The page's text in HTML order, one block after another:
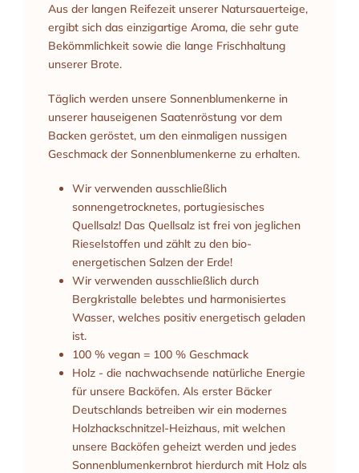
Aus der langen Reifezeit unserer Natursauerteige,
ergibt sich das einzigartige Aroma, die sehr gute
Bekömmlichkeit sowie die lange Frischhaltung
unserer Brote.
Täglich werden unsere Sonnenblumenkerne in
unserer hauseigenen Saatenröstung vor dem
Backen geröstet, um den einmaligen nussigen
Geschmack der Sonnenblumenkerne zu erhalten.
Wir verwenden ausschließlich
sonnengetrocknetes, portugiesisches
Quellsalz! Das Quellsalz ist frei von jeglichen
Rieselstoffen und zählt zu den bio-
energetischen Salzen der Erde!
Wir verwenden ausschließlich durch
Bergkristalle belebtes und harmonisiertes
Wasser, welches positiv energetisch geladen
ist.
100 % vegan = 100 % Geschmack
Holz - die nachwachsende natürliche Energie
für unsere Backöfen. Als erster Bäcker
Deutschlands betreiben wir ein modernes
Holzhackschnitzel-Heizhaus, mit welchen
unsere Backöfen geheizt werden und jedes
Sonnenblumenkernbrot hierdurch mit Holz als